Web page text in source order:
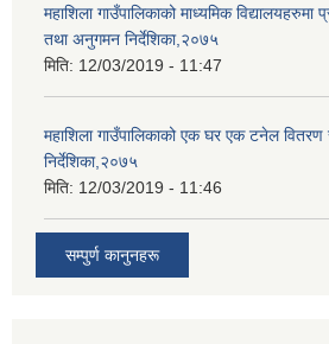
महाशिला गाउँपालिकाको माध्यमिक
तथा अनुगमन निर्देशिका,२०७५
मिति: 12/03/2019 - 11:47
महाशिला गाउँपालिकाको एक घर एक टनेल
निर्देशिका,२०७५
मिति: 12/03/2019 - 11:46
सम्पुर्ण कानुनहरू